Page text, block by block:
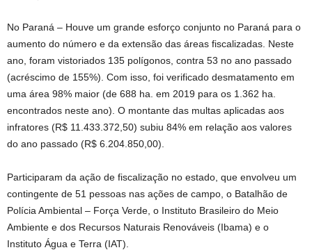
No Paraná – Houve um grande esforço conjunto no Paraná para o
aumento do número e da extensão das áreas fiscalizadas. Neste
ano, foram vistoriados 135 polígonos, contra 53 no ano passado
(acréscimo de 155%). Com isso, foi verificado desmatamento em
uma área 98% maior (de 688 ha. em 2019 para os 1.362 ha.
encontrados neste ano). O montante das multas aplicadas aos
infratores (R$ 11.433.372,50) subiu 84% em relação aos valores
do ano passado (R$ 6.204.850,00).
Participaram da ação de fiscalização no estado, que envolveu um
contingente de 51 pessoas nas ações de campo, o Batalhão de
Polícia Ambiental – Força Verde, o Instituto Brasileiro do Meio
Ambiente e dos Recursos Naturais Renováveis (Ibama) e o
Instituto Água e Terra (IAT).